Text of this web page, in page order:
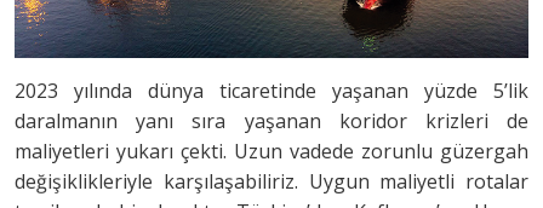
2023 yılında dünya ticaretinde yaşanan yüzde 5’lik
daralmanın yanı sıra yaşanan koridor krizleri de
maliyetleri yukarı çekti. Uzun vadede zorunlu güzergah
değişiklikleriyle karşılaşabiliriz. Uygun maliyetli rotalar